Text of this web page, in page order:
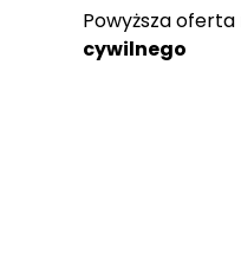
Powyższa
cywilnego